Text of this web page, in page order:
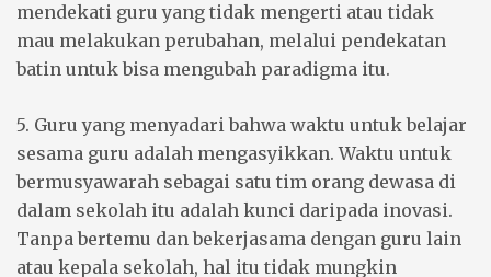
mendekati guru yang tidak mengerti atau tidak
mau melakukan perubahan, melalui pendekatan
batin untuk bisa mengubah paradigma itu.
5. Guru yang menyadari bahwa waktu untuk belajar
sesama guru adalah mengasyikkan. Waktu untuk
bermusyawarah sebagai satu tim orang dewasa di
dalam sekolah itu adalah kunci daripada inovasi.
Tanpa bertemu dan bekerjasama dengan guru lain
atau kepala sekolah, hal itu tidak mungkin